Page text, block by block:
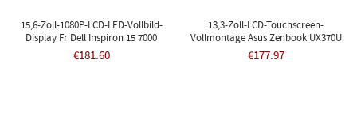
15,6-Zoll-1080P-LCD-LED-Vollbild-
Display Fr Dell Inspiron 15 7000
75371920 X 1080
€181.60
13,3-Zoll-LCD-Touchscreen-
Vollmontage Asus Zenbook UX370U
UX370UA UX370UAR
€177.97